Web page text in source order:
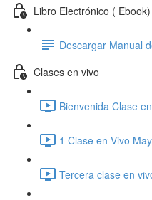
Libro Electrónico ( Ebook)
Descargar Manual
Clases en vivo
Bienvenida Clase
1 Clase en Vivo
Tercera clase en